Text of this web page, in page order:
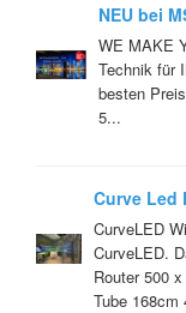
NEU bei
/ INDOOR
WE MAKE
Technik für
besten
5...
Curve Led
freie
CurveLED
CurveLED.
Router 500
Tube 168cm